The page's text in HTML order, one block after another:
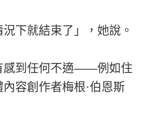
下就結束了」，她說。
感到任何不適——例如住
容創作者梅根·伯恩斯